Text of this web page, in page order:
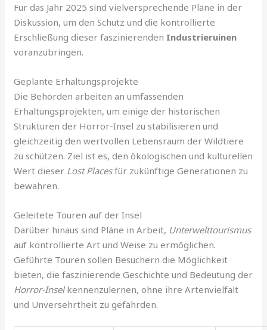
Für das Jahr 2025 sind vielversprechende Pläne in der
Diskussion, um den Schutz und die kontrollierte
Erschließung dieser faszinierenden Industrieruinen
voranzubringen.
Geplante Erhaltungsprojekte
Die Behörden arbeiten an umfassenden
Erhaltungsprojekten, um einige der historischen
Strukturen der Horror-Insel zu stabilisieren und
gleichzeitig den wertvollen Lebensraum der Wildtiere
zu schützen. Ziel ist es, den ökologischen und kulturellen
Wert dieser Lost Placesfür zukünftige Generationen zu
bewahren.
Geleitete Touren auf der Insel
Darüber hinaus sind Pläne in Arbeit, Unterwelttourismus
auf kontrollierte Art und Weise zu ermöglichen.
Geführte Touren sollen Besuchern die Möglichkeit
bieten, die faszinierende Geschichte und Bedeutung der
Horror-Inselkennenzulernen, ohne ihre Artenvielfalt
und Unversehrtheit zu gefährden.